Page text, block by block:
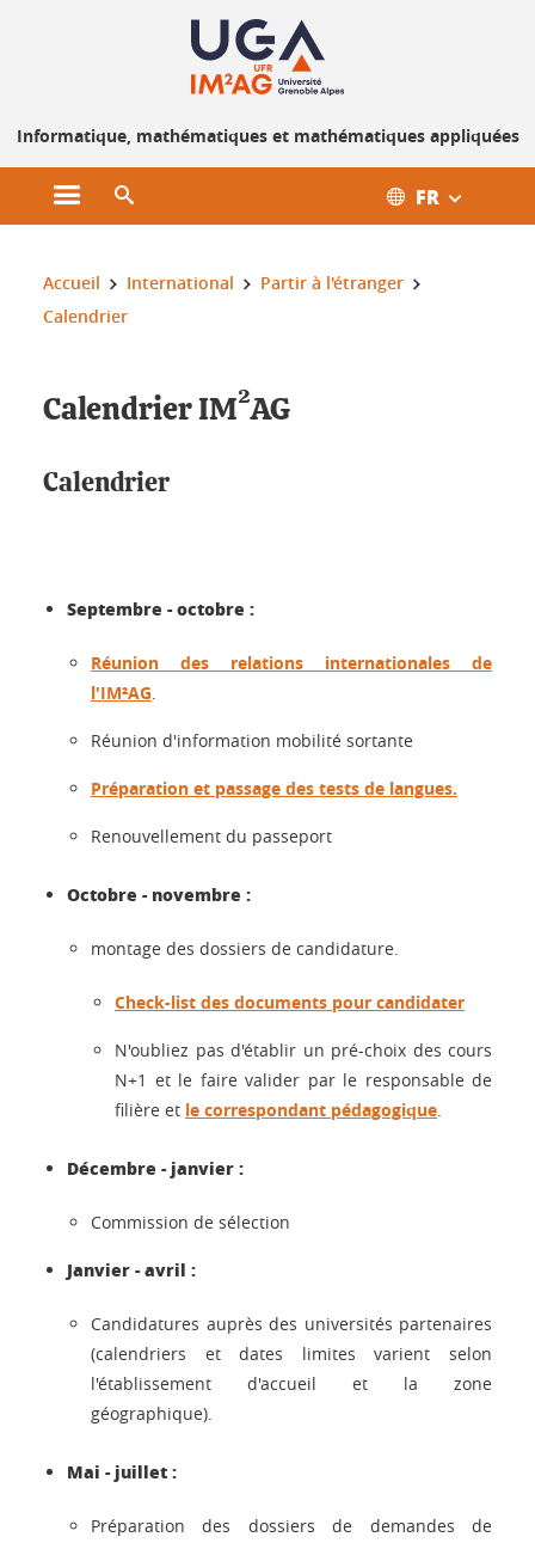
Informatique, mathématiques et mathématiques appliquées
Ouvrir le menu principal FR
Vous êtes ici :
Accueil International
Partir à l'étranger
Calendrier
Calendrier IM²AG
Calendrier
Septembre - octobre :
Réunion des relations internationales de
l'IM²AG.
Réunion d'information mobilité sortante
Préparation et passage des tests de langues.
Renouvellement du passeport
Octobre - novembre :
montage des dossiers de candidature.
Check-list des documents pour candidater
N'oubliez pas d'établir un pré-choix des cours
N+1 et le faire valider par le responsable de
filière et le correspondant pédagogique.
Décembre - janvier :
Commission de sélection
Janvier - avril :
Candidatures auprès des universités partenaires
(calendriers et dates limites varient selon
l'établissement d'accueil et la zone
géographique).
Mai - juillet :
Préparation des dossiers de demandes de